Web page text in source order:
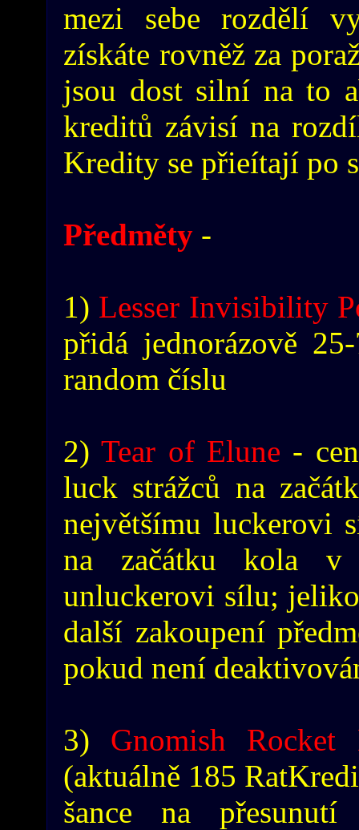
mezi sebe rozdělí
získáte rovněž za
jsou dost silní na to
kreditů závisí na
Kredity se přieítají po
Předměty -
1) Lesser Invisibility
přidá jednorázově
random číslu
2)Tear of Elune -
luck strážců na
největšímu luckerovi
na začátku kola v
unluckerovi sílu;
další zakoupení
pokud není
3) Gnomish Rocket
(aktuálně 185
šance na